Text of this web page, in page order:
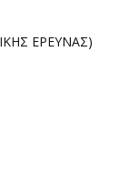
ΕΡΕΥΝΑΣ)